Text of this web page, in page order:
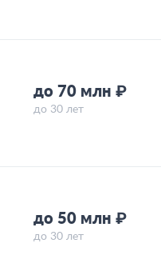
до 70 млн ₽
до 30 лет
до 50 млн ₽
до 30 лет